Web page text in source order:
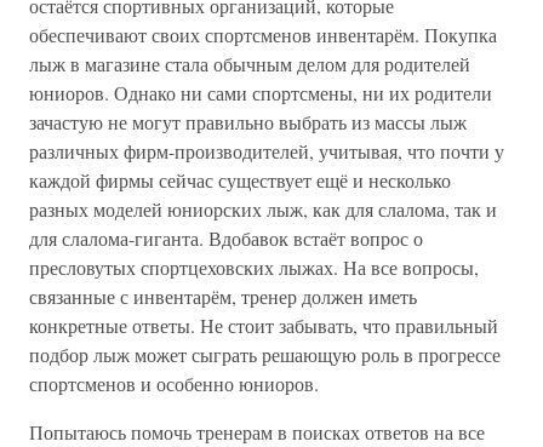
остаётся спортивных организаций, которые
обеспечивают своих спортсменов инвентарём. Покупка
лыж в магазине стала обычным делом для родителей
юниоров. Однако ни сами спортсмены, ни их родители
зачастую не могут правильно выбрать из массы лыж
различных фирм-производителей, учитывая, что почти у
каждой фирмы сейчас существует ещё и несколько
разных моделей юниорских лыж, как для слалома, так и
для слалома-гиганта. Вдобавок встаёт вопрос о
пресловутых спортцеховских лыжах. На все вопросы,
связанные с инвентарём, тренер должен иметь
конкретные ответы. Не стоит забывать, что правильный
подбор лыж может сыграть решающую роль в прогрессе
спортсменов и особенно юниоров.
Попытаюсь помочь тренерам в поисках ответов на все